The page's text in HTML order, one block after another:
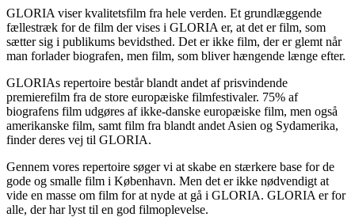
GLORIA viser kvalitetsfilm fra hele verden. Et grundlæggende
fællestræk for de film der vises i GLORIA er, at det er film, som
sætter sig i publikums bevidsthed. Det er ikke film, der er glemt når
man forlader biografen, men film, som bliver hængende længe efter.
GLORIAs repertoire består blandt andet af prisvindende
premierefilm fra de store europæiske filmfestivaler. 75% af
biografens film udgøres af ikke-danske europæiske film, men også
amerikanske film, samt film fra blandt andet Asien og Sydamerika,
finder deres vej til GLORIA.
Gennem vores repertoire søger vi at skabe en stærkere base for de
gode og smalle film i København. Men det er ikke nødvendigt at
vide en masse om film for at nyde at gå i GLORIA. GLORIA er for
alle, der har lyst til en god filmoplevelse.